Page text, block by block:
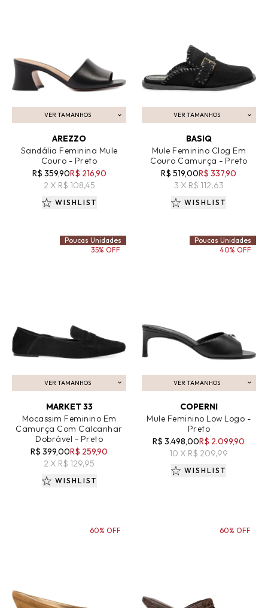
VER TAMANHOS
ADICIONAR AO CARRINHO
AREZZO
Sandália Feminina Mule
Couro - Preto
R$ 359,90R$ 216,90
2 X R$ 108,45
WISHLIST
VER TAMANHOS
ADICIONAR AO CARRINHO
BASIQ
Mule Feminino Clog Em
Couro Camurça - Preto
R$ 519,00R$ 337,90
3 X R$ 112,63
WISHLIST
VER TAMANHOS
ADICIONAR AO CARRINHO
MARKET 33
Mocassim Feminino Em
Camurça Com Calcanhar
Dobrável - Preto
R$ 399,00R$ 259,90
2 X R$ 129,95
Poucas Unidades
35% OFF
WISHLIST
VER TAMANHOS
ADICIONAR AO CARRINHO
COPERNI
Mule Feminino Low Logo -
Preto
R$ 3.498,00R$ 2.099,90
10 X R$ 209,99
Poucas Unidades
40% OFF
WISHLIST
60% OFF 60% OFF